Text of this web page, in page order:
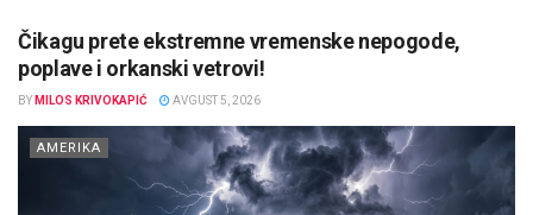
Čikagu prete ekstremne vremenske nepogode,
poplave i orkanski vetrovi!
BY MILOS KRIVOKAPIĆ AVGUST 5, 2026
AMERIKA